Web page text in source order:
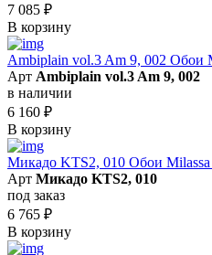
7 085 ₽
В корзину
Ambiplain vol.3 Am 9, 002 Обои
Арт Ambiplain vol.3 Am 9, 002
в наличии
6 160 ₽
В корзину
Микадо KTS2, 010 Обои
Арт Микадо KTS2, 010
под заказ
6 765 ₽
В корзину